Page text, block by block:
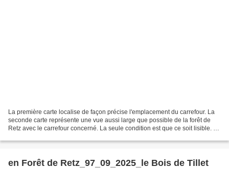
La première carte localise de façon précise l'emplacement du carrefour. La
seconde carte représente une vue aussi large que possible de la forêt de
Retz avec le carrefour concerné. La seule condition est que ce soit lisible. La
en Forêt de Retz_97_09_2025_le Bois de Tillet